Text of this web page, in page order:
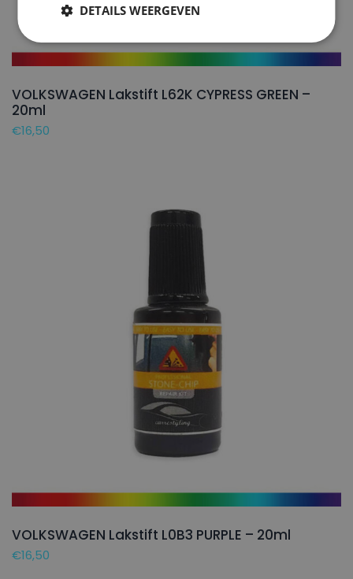
VOLKSWAGEN Lakstift L62K CYPRESS GREEN –
20ml
€16,50
VOLKSWAGEN Lakstift L0B3 PURPLE – 20ml
€16,50
DETAILS WEERGEVEN